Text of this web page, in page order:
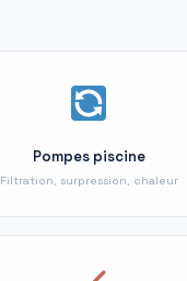
Pompes piscine
Filtration, surpression, chaleur